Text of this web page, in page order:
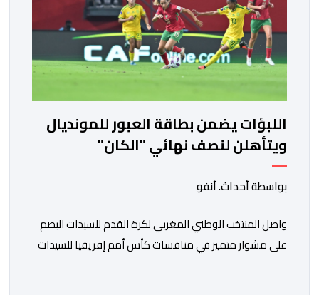
اللبؤات يضمن بطاقة العبور للمونديال
ويتأهلن لنصف نهائي "الكان"
بواسطة أحداث. أنفو
واصل المنتخب الوطني المغربي لكرة القدم للسيدات البصم
على مشوار متميز في منافسات كأس أمم إفريقيا للسيدات